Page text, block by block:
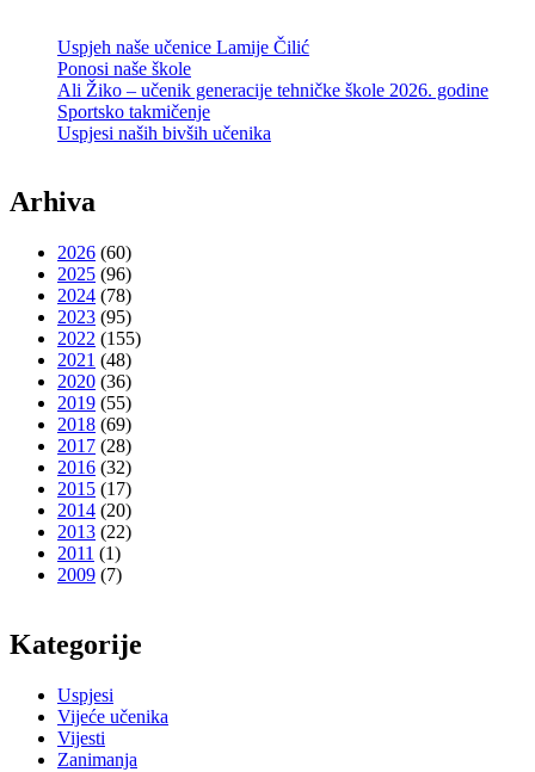
Uspjeh naše učenice Lamije Čilić
Ponosi naše škole
Ali Žiko – učenik generacije tehničke škole 2026. godine
Sportsko takmičenje
Uspjesi naših bivših učenika
Arhiva
2026 (60)
2025 (96)
2024 (78)
2023 (95)
2022 (155)
2021 (48)
2020 (36)
2019 (55)
2018 (69)
2017 (28)
2016 (32)
2015 (17)
2014 (20)
2013 (22)
2011 (1)
2009 (7)
Kategorije
Uspjesi
Vijeće učenika
Vijesti
Zanimanja